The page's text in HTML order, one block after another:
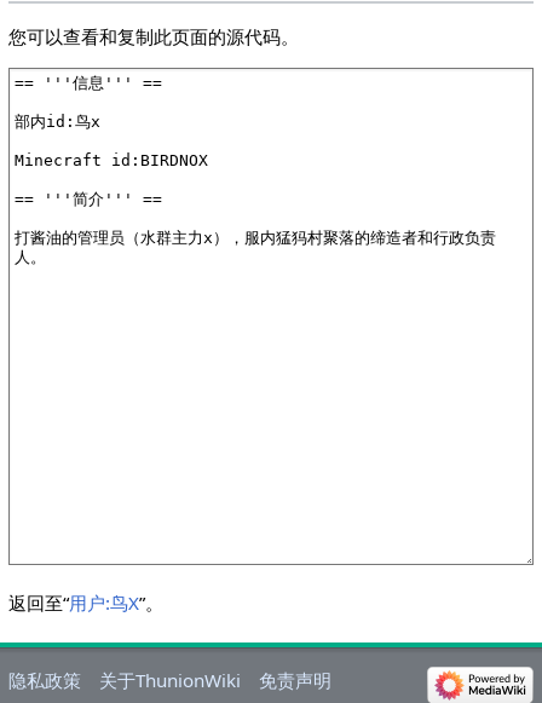
您可以查看和复制此页面的源代码。
返回至“用户:鸟X”。
隐私政策 关于ThunionWiki 免责声明